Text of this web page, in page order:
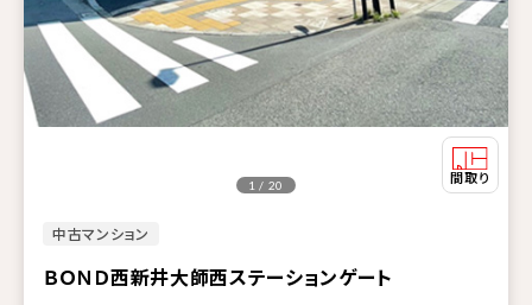
中古マンション
ＢＯＮＤ西新井大師西ステーションゲート
1 / 20